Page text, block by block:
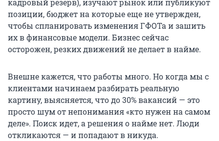
кадровый резерв), изучают рынок или публикуют
позиции, бюджет на которые еще не утвержден,
чтобы спланировать изменения ГФОТа и зашить
их в финансовые модели. Бизнес сейчас
осторожен, резких движений не делает в найме.
Внешне кажется, что работы много. Но когда мы с
клиентами начинаем разбирать реальную
картину, выясняется, что до 30% вакансий — это
просто шум от непонимания «кто нужен на самом
деле». Поиск идет, а решения о найме нет. Люди
откликаются — и попадают в никуда.